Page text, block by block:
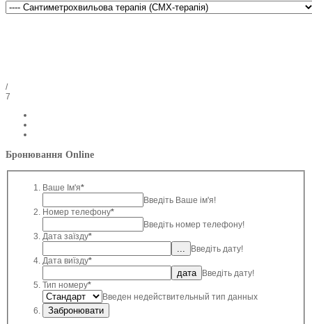
/
7
Бронювання Online
Ваше Ім'я*
Введіть Ваше ім'я!
Номер телефону*
Введіть номер телефону!
Дата заїзду*
Введіть дату!
Дата виїзду*
Введіть дату!
Тип номеру*
Введен недействительный тип данных